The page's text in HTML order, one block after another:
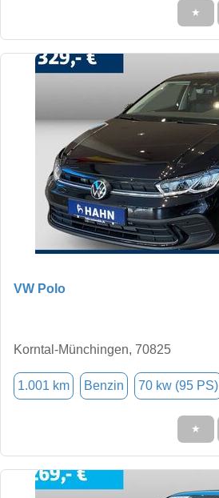
★
VW Polo
Korntal-Münchingen, 70825
1.001 km Benzin 70 kw (95 PS)
★